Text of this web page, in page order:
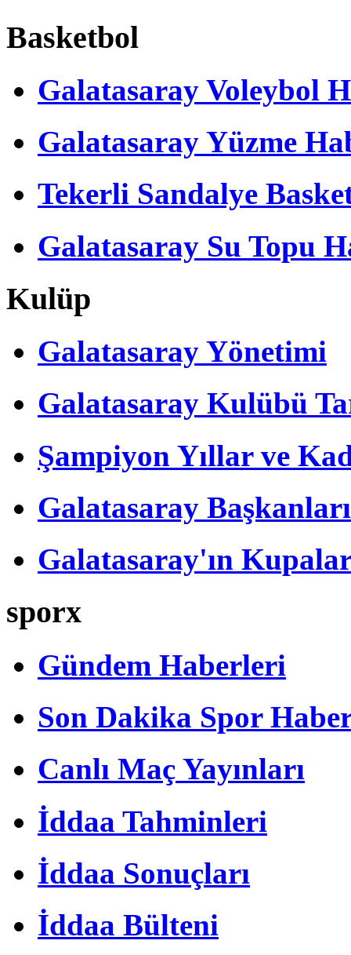
Basketbol
Galatasaray Voleybol
Galatasaray Yüzme
Tekerli Sandalye
Galatasaray Su Topu
Kulüp
Galatasaray Yönetimi
Galatasaray Kulübü
Şampiyon Yıllar ve
Galatasaray Başkanları
Galatasaray'ın
sporx
Gündem Haberleri
Son Dakika Spor
Canlı Maç Yayınları
İddaa Tahminleri
İddaa Sonuçları
İddaa Bülteni